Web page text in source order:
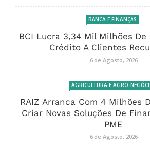
BANCA E FINANÇAS
BCI Lucra 3,34 Mil Milhões
Crédito A Clientes
6 de Agosto, 2026
AGRICULTURA E AGRO-
RAIZ Arranca Com 4 Milhões
Criar Novas Soluções De
PME
6 de Agosto, 2026